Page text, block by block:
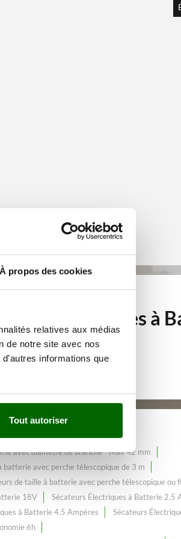
À propos des cookies
relatives aux médias
de notre site avec nos
informations que
Tout autoriser
Électriques à
avec diamètre de branche - Max 42 mm
batterie avec perche télescopique de 3 m
de taille à batterie avec perche télescopique ou
18V
Sécateurs Électriques à Batterie 2.5
à Batterie 4.5 Ampères
Sécateurs
6h